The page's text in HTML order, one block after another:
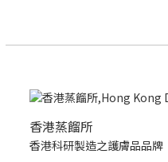
香港蒸餾所
香港科研製造之護膚品品牌